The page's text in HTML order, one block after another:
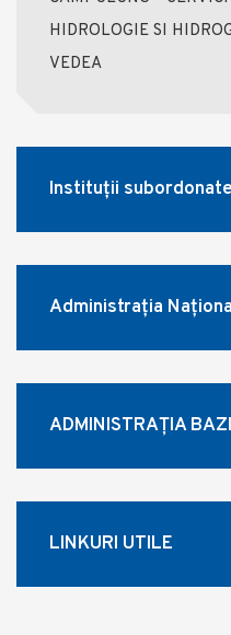
HIDROLOGIE SI
VEDEA
Instituții subordonate
Administrația
ADMINISTRAȚIA
LINKURI UTILE